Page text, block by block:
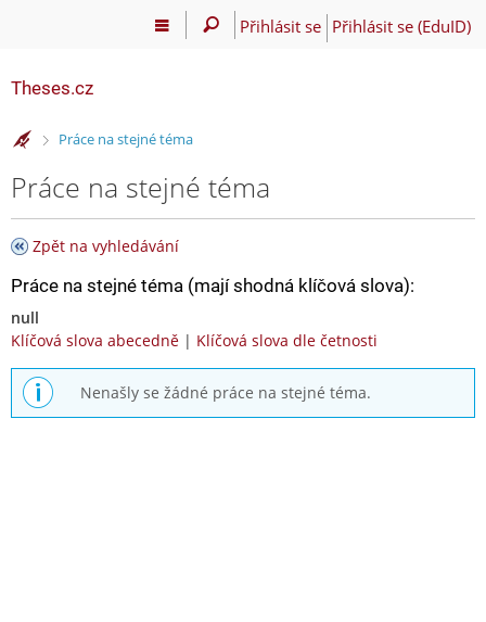
Přihlásit se Přihlásit se (EduID)
Theses.cz
>Práce na stejné téma
Práce na stejné téma
Zpět na vyhledávání
Práce na stejné téma (mají shodná klíčová slova):
null
Klíčová slova abecedně | Klíčová slova dle četnosti
Nenašly se žádné práce na stejné téma.